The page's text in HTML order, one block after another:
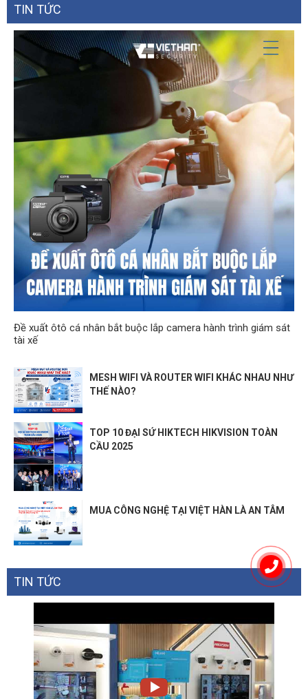
TIN TỨC
Đề xuất ôtô cá nhân bắt buộc lắp camera hành trình giám sát
tài xế
MESH WIFI VÀ ROUTER WIFI KHÁC NHAU NHƯ
THẾ NÀO?
TOP 10 ĐẠI SỨ HIKTECH HIKVISION TOÀN
CẦU 2025
MUA CÔNG NGHỆ TẠI VIỆT HÀN LÀ AN TÂM
TIN TỨC